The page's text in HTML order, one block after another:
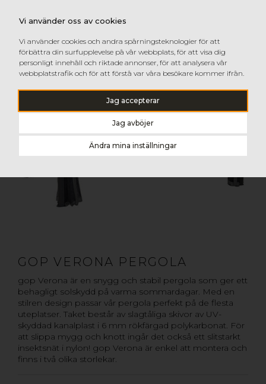
Vi använder oss av cookies
Vi använder cookies och andra spårningsteknologier för att
förbättra din surfupplevelse på vår webbplats, för att visa dig
personligt innehåll och riktade annonser, för att analysera vår
webbplatstrafik och för att förstå var våra besökare kommer ifrån.
Jag accepterar
Jag avböjer
Ändra mina inställningar
GOP VERONA PERGOLA
gop Verona är en snygg och stabil pergola som ger ett
behagligt solskydd på varma sommardagar. Med en
stilren design passar vår pergola perfekt på de flesta
uteplatser. Taket består av slagtåliga skivor av UV-
skyddad kanalplast i 6 mm rökfärgad polykarbonat. För
att slippa mygg och knott ingår det också ett slitstarkt
insektsnät i nylon! gop Verona är enkel att montera och
finns i två olika storlekar.